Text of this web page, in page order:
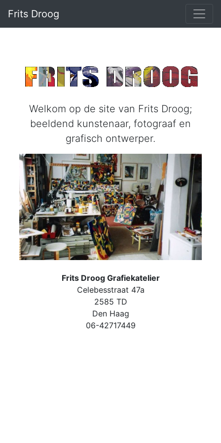
Frits Droog
Welkom op de site van Frits Droog;
beeldend kunstenaar, fotograaf en
grafisch ontwerper.
Frits Droog Grafiekatelier
Celebesstraat 47a
2585 TD
Den Haag
06-42717449